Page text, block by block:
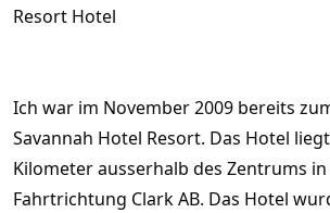
Resort Hotel
Ich war im November 2009 bereits
Savannah Hotel Resort. Das Hotel
Kilometer ausserhalb des Zentrums
Fahrtrichtung Clark AB. Das Hotel